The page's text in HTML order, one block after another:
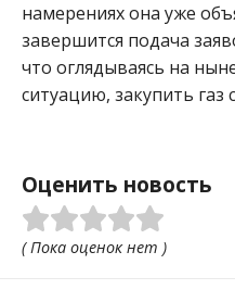
намерениях она уже
завершится подача
что оглядываясь на
ситуацию, закупить газ
Оценить новость
( Пока оценок нет )